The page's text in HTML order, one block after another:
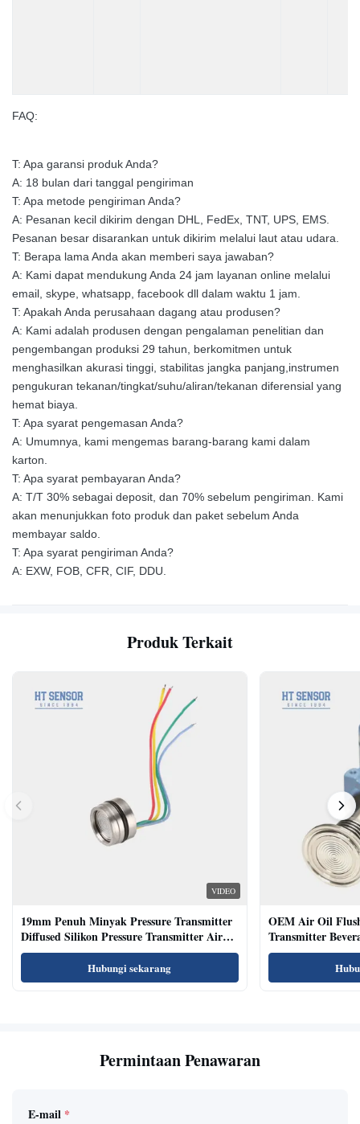
FAQ:
T: Apa garansi produk Anda?
A: 18 bulan dari tanggal pengiriman
T: Apa metode pengiriman Anda?
A: Pesanan kecil dikirim dengan DHL, FedEx, TNT, UPS, EMS.
Pesanan besar disarankan untuk dikirim melalui laut atau udara.
T: Berapa lama Anda akan memberi saya jawaban?
A: Kami dapat mendukung Anda 24 jam layanan online melalui
email, skype, whatsapp, facebook dll dalam waktu 1 jam.
T: Apakah Anda perusahaan dagang atau produsen?
A: Kami adalah produsen dengan pengalaman penelitian dan
pengembangan produksi 29 tahun, berkomitmen untuk
menghasilkan akurasi tinggi, stabilitas jangka panjang,instrumen
pengukuran tekanan/tingkat/suhu/aliran/tekanan diferensial yang
hemat biaya.
T: Apa syarat pengemasan Anda?
A: Umumnya, kami mengemas barang-barang kami dalam
karton.
T: Apa syarat pembayaran Anda?
A: T/T 30% sebagai deposit, dan 70% sebelum pengiriman. Kami
akan menunjukkan foto produk dan paket sebelum Anda
membayar saldo.
T: Apa syarat pengiriman Anda?
A: EXW, FOB, CFR, CIF, DDU.
Produk Terkait
VIDEO
19mm Penuh Minyak Pressure Transmitter
Diffused Silikon Pressure Transmitter Air
Oil Test
Hubungi sekarang
OEM Air Oil
Transmitter
Sensor
Permintaan Penawaran
E-mail *